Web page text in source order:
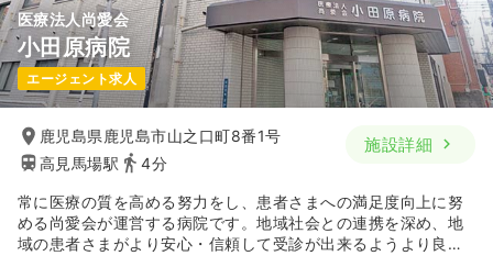
医療法人尚愛会
小田原病院
エージェント求人
鹿児島県鹿児島市山之口町8番1号
高見馬場駅
4分
施設詳細
常に医療の質を高める努力をし、患者さまへの満足度向上に努
める尚愛会が運営する病院です。地域社会との連携を深め、地
域の患者さまがより安心・信頼して受診が出来るようより良い